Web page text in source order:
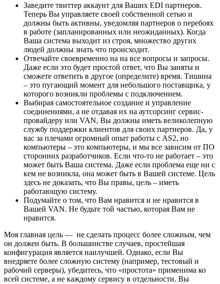
Заведите твиттер аккаунт для Ваших EDI партнеров.
Теперь Вы управляете своей собственной сетью и
должны быть активны, уведомляя партнеров о перебоях
в работе (запланированных или неожиданных). Когда
Ваша система выходит из строя, множество других
людей должны знать что происходит.
Отвечайте своевременно на на все вопросы и запросы.
Даже если это будет простой ответ, что Вы заняты и
сможете ответить в другое (определите) время. Тишина
– это пугающий момент для небольшого поставщика, у
которого возникли проблемы с подключением.
Выбирая самостоятельное создание и управление
соединениями, а не отдавая их на аутсорсинг сервис-
провайдеру или VAN, Вы должны иметь великолепную
службу поддержки клиентов для своих партнеров. Да, у
вас за плечами огромный опыт работы с AS2, но
компьютеры – это компьютеры, и мы все зависим от ПО
сторонних разработчиков. Если что-то не работает – это
может быть Ваша система. Даже если проблема еще ни с
кем не возникла, она может быть в Вашей системе. Цель
здесь не доказать, что Вы правы, цель – иметь
работающую систему.
Подумайте о том, что Вам нравится и не нравится в
Вашей VAN. Не будьте той частью, которая Вам не
нравится.
Моя главная цель — не сделать процесс более сложным, чем
он должен быть. В большинстве случаев, простейшая
конфигурация является наилучшей. Однако, если Вы
внедряете более сложную систему (например, тестовый и
рабочий серверы), убедитесь, что «простота» применима ко
всей системе, а не каждому сервису в отдельности. Вы